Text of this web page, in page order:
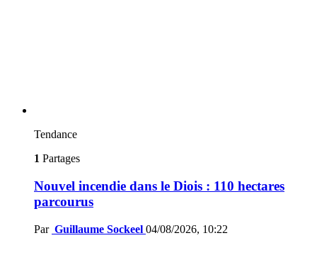
Tendance
1 Partages
Nouvel incendie dans le Diois : 110 hectares
parcourus
Par Guillaume Sockeel 04/08/2026, 10:22